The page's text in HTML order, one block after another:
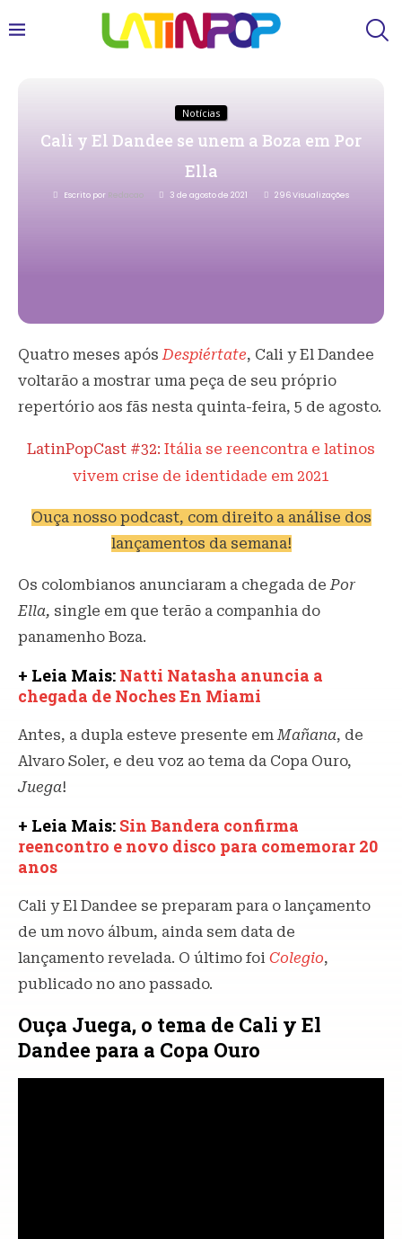
Notícias
Cali y El Dandee se unem a Boza em Por
Ella
Escrito por Redacao 3 de agosto de 2021 296Visualizações
Quatro meses apósDespiértate, Cali y El Dandee
voltarão a mostrar uma peça de seu próprio
repertório aos fãs nesta quinta-feira, 5 de agosto.
LatinPopCast #32: Itália se reencontra e latinos
vivem crise de identidade em 2021
Ouça nosso podcast, com direito a análise dos
lançamentos da semana!
Os colombianos anunciaram a chegada dePor
Ella, single em que terão a companhia do
panamenho Boza.
+ Leia Mais: Natti Natasha anuncia a
chegada de Noches En Miami
Antes, a dupla esteve presente emMañana, de
Alvaro Soler, e deu voz ao tema da Copa Ouro,
Juega!
+ Leia Mais: Sin Bandera confirma
reencontro e novo disco para comemorar 20
anos
Cali y El Dandee se preparam para o lançamento
de um novo álbum, ainda sem data de
lançamento revelada. O último foi Colegio,
publicado no ano passado.
Ouça Juega, o tema de Cali y El
Dandee para a Copa Ouro